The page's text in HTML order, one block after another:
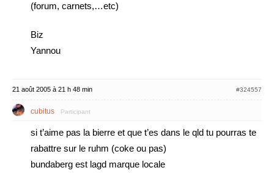
(forum, carnets,…etc)
Biz
Yannou
21 août 2005 à 21 h 48 min #324557
cubitus Participant
si t’aime pas la bierre et que t’es dans le qld tu pourras te
rabattre sur le ruhm (coke ou pas)
bundaberg est lagd marque locale